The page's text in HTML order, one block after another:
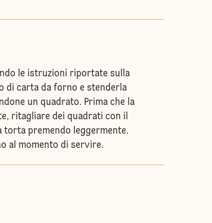
le istruzioni riportate sulla
di carta da forno e stenderla
un quadrato. Prima che la
ritagliare dei quadrati con il
premendo leggermente.
al momento di servire.